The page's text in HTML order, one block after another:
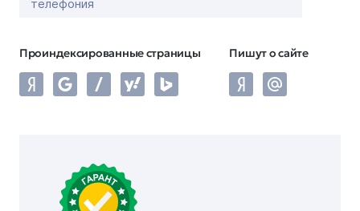
телефония
Проиндексированные страницы Пишут о сайте